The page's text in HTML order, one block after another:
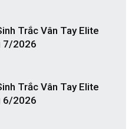
Trắc Vân Tay Elite
7/2026
Trắc Vân Tay Elite
6/2026